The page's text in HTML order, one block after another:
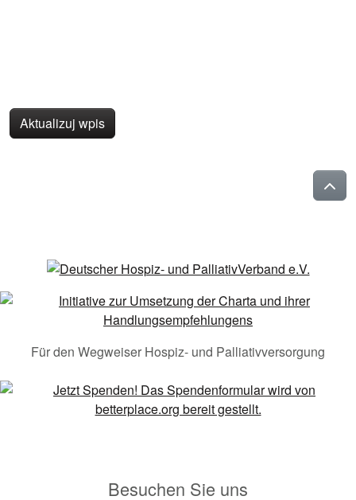
Aktualizuj wpis
Für den Wegweiser Hospiz- und Palliativversorgung
Besuchen Sie uns